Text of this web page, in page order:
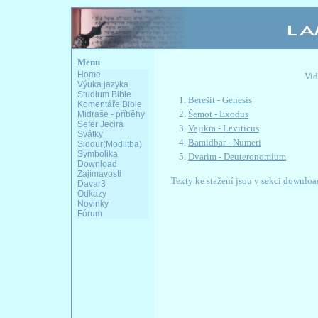
Menu
Home
Výuka jazyka
Studium Bible
Komentáře Bible
Midraše - příběhy
Sefer Jecira
Svátky
Siddur(Modlitba)
Symbolika
Download
Zajímavosti
Davar3
Odkazy
Novinky
Fórum
Berešit - Genesis
Šemot - Exodus
Vajikra - Leviticus
Bamidbar - Numeri
Dvarim - Deuteronomium
Texty ke stažení jsou v sekci